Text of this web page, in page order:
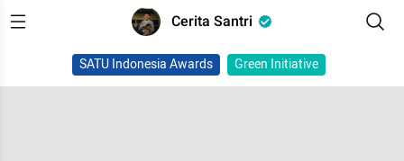
Cerita Santri
SATU Indonesia Awards Green Initiative